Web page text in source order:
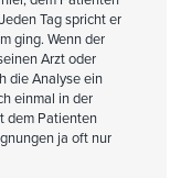
Tag spricht er
ging. Wenn der
Arzt oder
die Analyse ein
einmal in der
dem Patienten
ja oft nur